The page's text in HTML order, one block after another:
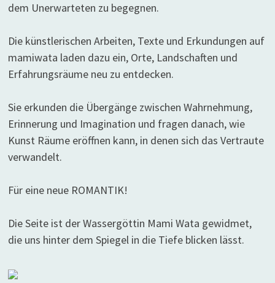
dem Unerwarteten zu begegnen.
Die künstlerischen Arbeiten, Texte und Erkundungen auf
mamiwata laden dazu ein, Orte, Landschaften und
Erfahrungsräume neu zu entdecken.
Sie erkunden die Übergänge zwischen Wahrnehmung,
Erinnerung und Imagination und fragen danach, wie
Kunst Räume eröffnen kann, in denen sich das Vertraute
verwandelt.
Für eine neue ROMANTIK!
Die Seite ist der Wassergöttin Mami Wata gewidmet,
die uns hinter dem Spiegel in die Tiefe blicken lässt.